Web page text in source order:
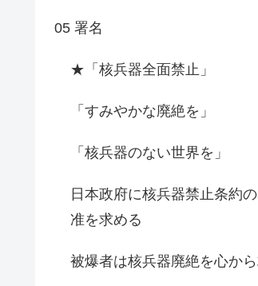
05 署名
★「核兵器全面禁止」
「すみやかな廃絶を」
「核兵器のない世界を」
日本政府に核兵器禁止条約
准を求める
被爆者は核兵器廃絶を心か